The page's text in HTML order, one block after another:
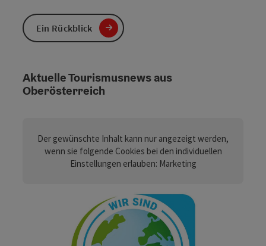
Ein Rückblick
Aktuelle Tourismusnews aus
Oberösterreich
Der gewünschte Inhalt kann nur angezeigt werden,
wenn sie folgende Cookies bei den individuellen
Einstellungen erlauben: Marketing